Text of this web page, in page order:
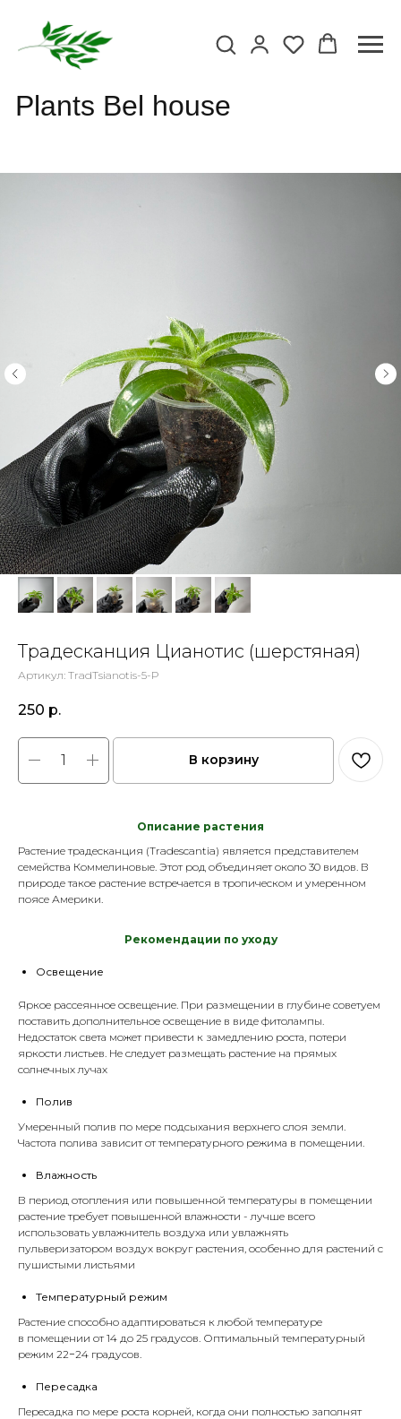
Plants Bel house
Традесканция Цианотис (шерстяная)
Артикул: TradTsianotis-5-P
250 р.
В корзину
Описание растения
Растение традесканция (Tradescantia) является представителем
семейства Коммелиновые. Этот род объединяет около 30 видов. В
природе такое растение встречается в тропическом и умеренном
поясе Америки.
Рекомендации по уходу
Освещение
Яркое рассеянное освещение. При размещении в глубине советуем
поставить дополнительное освещение в виде фитолампы
Недостаток света может привести к замедлению роста, потери
яркости листьев. Не следует размещать растение на прямых
солнечных лучах
Полив
Умеренный полив по мере подсыхания верхнего слоя земли.
Частота полива зависит от температурного режима в помещении.
Влажность
В период отопления или повышенной температуры в помещении
растение требует повышенной влажности - лучше всего
использовать увлажнитель воздуха или увлажнять
пульверизатором воздух вокруг растения, особенно для растений с
пушистыми листьями
Температурный режим
Растение способно адаптироваться к любой температуре
в помещении от 14 до 25 градусов. Оптимальный температурный
режим 22−24 градусов.
Пересадка
Пересадка по мере роста корней, когда они полностью заполнят